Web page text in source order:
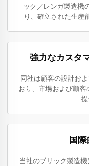
ック／レンガ製造機
り、確立された生産
強力なカスタ
同社は顧客の設計お
おり、市場および顧
提
国
当社のブリック製造